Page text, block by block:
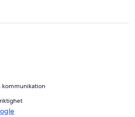
kommunikation